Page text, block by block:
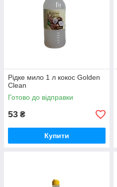
Рідке мило 1 л кокос Golden
Clean
Готово до відправки
53 ₴
Купити